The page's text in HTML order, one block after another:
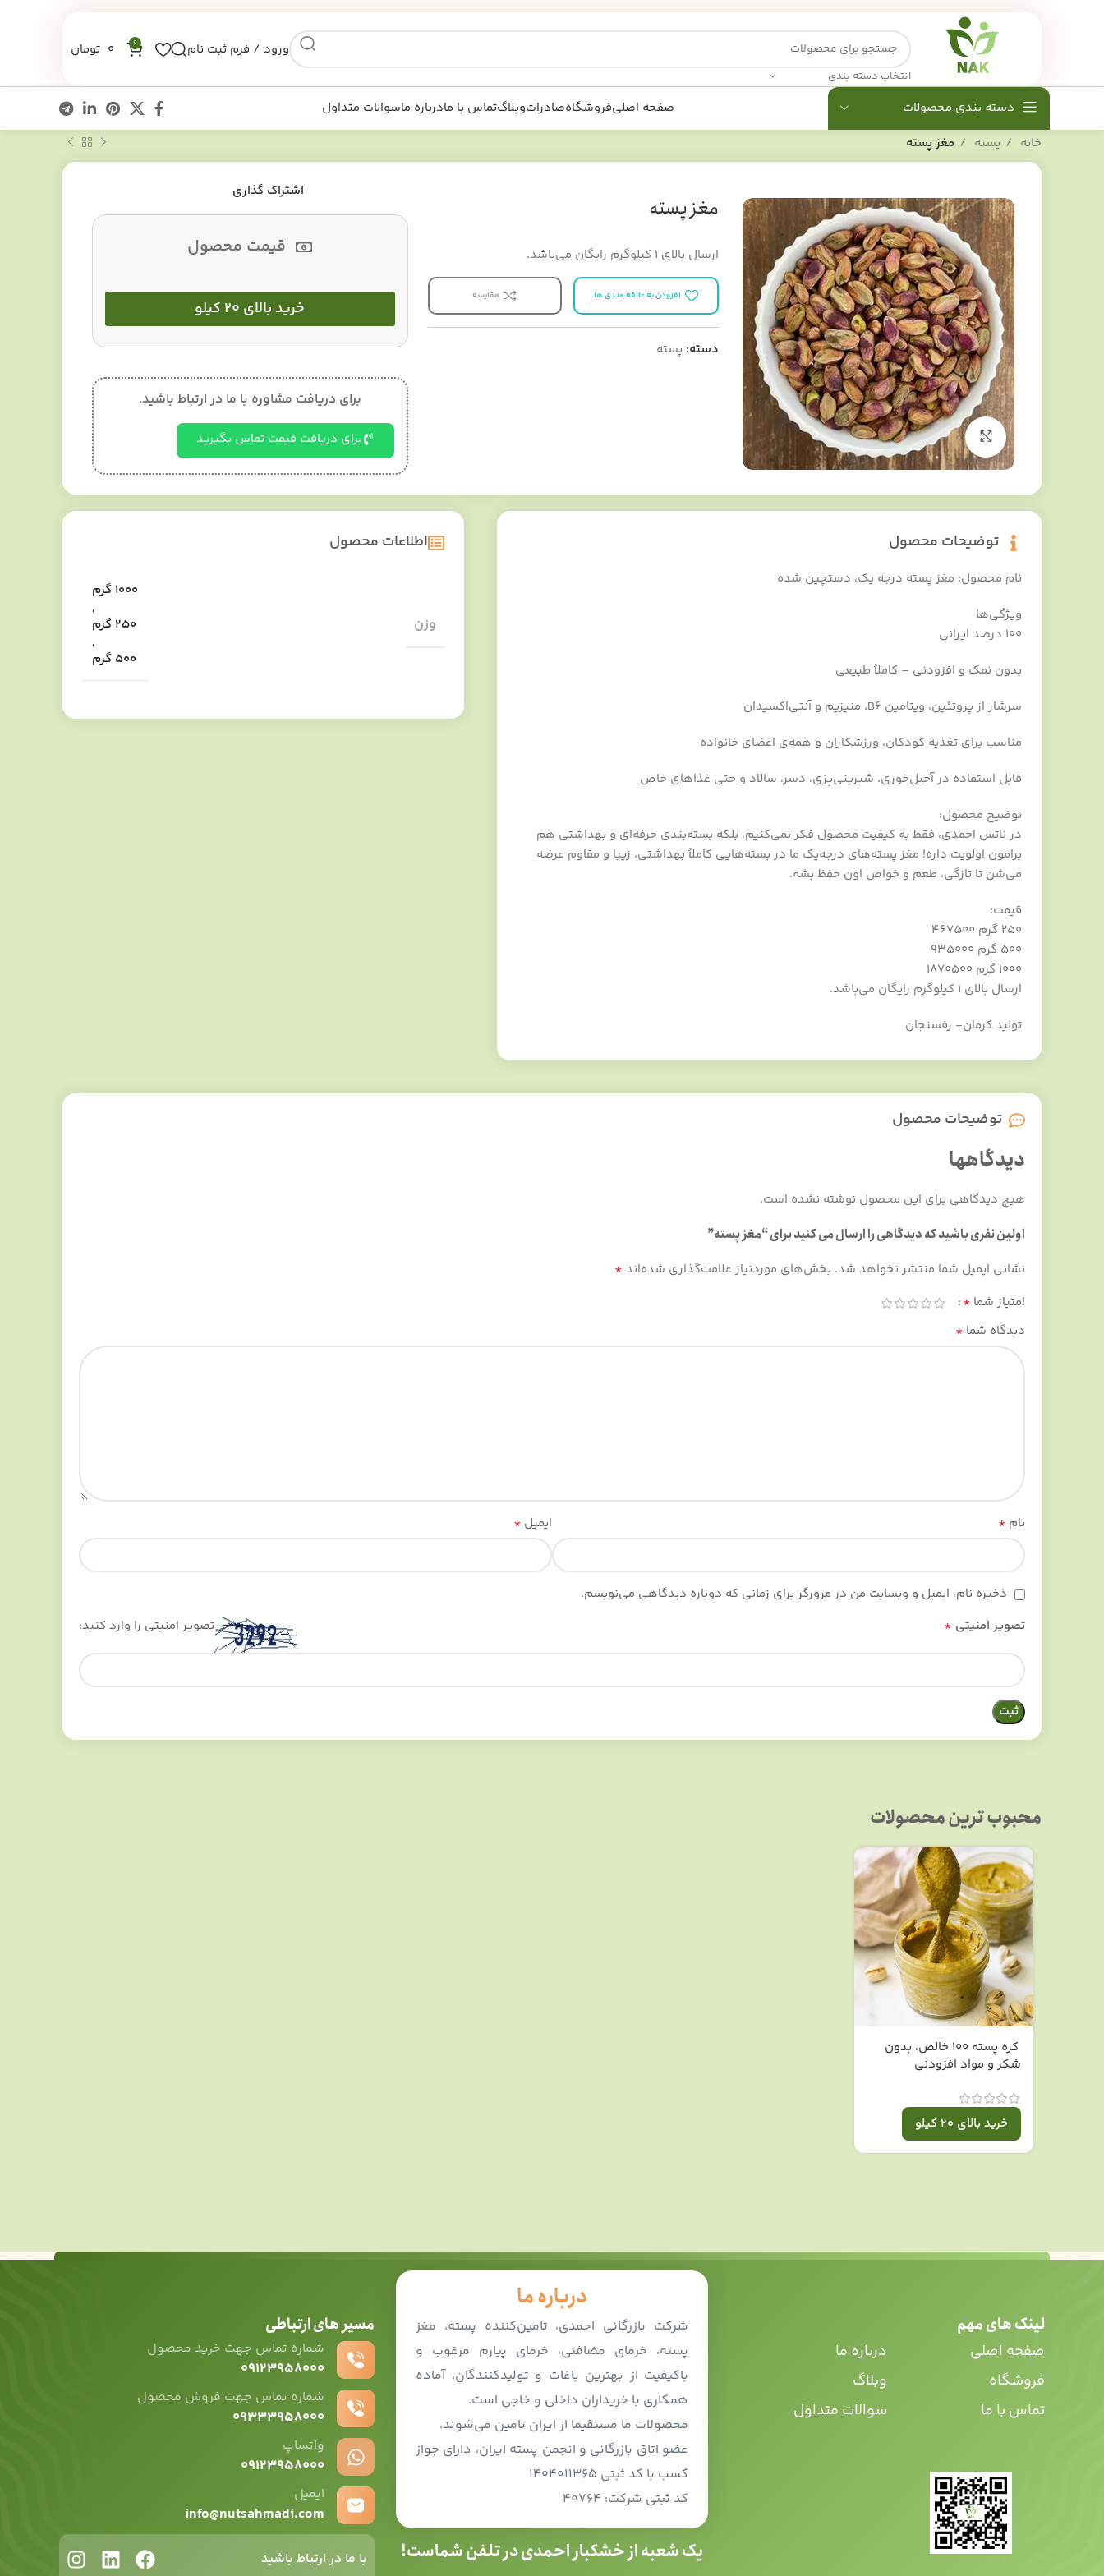
انتخاب دسته بندی
ورود / فرم ثبت نام 0
0 تومان
دسته بندی محصولات صفحه اصلیفروشگاهصادراتوبلاگتماس با مادرباره ماسوالات متداول
خانه
پسته مغز پسته
برای بزرگنمایی کلیک کنید
مغز پسته
ارسال بالای ۱ کیلوگرم رایگان می‌باشد.
افزودن به علاقه مندی ها مقایسه
دسته: پسته
اشتراک گذاری
قیمت محصول
خرید بالای 20 کیلو
برای دریافت مشاوره با ما در ارتباط باشید.
برای دریافت قیمت تماس بگیرید
توضیحات محصول
نام محصول: مغز پسته درجه یک، دستچین شده
ویژگی‌‌ها
۱۰۰ درصد ایرانی
بدون نمک و افزودنی – کاملاً طبیعی
سرشار از پروتئین، ویتامین B6، منیزیم و آنتی‌اکسیدان
مناسب برای تغذیه کودکان، ورزشکاران و همه‌ی اعضای خانواده
قابل استفاده در آجیل‌خوری، شیرینی‌پزی، دسر، سالاد و حتی غذاهای خاص
توضیح محصول:
در ناتس احمدی، فقط به کیفیت محصول فکر نمی‌کنیم، بلکه بسته‌بندی حرفه‌ای و بهداشتی هم
برامون اولویت داره! مغز پسته‌های درجه‌یک ما در بسته‌هایی کاملاً بهداشتی، زیبا و مقاوم عرضه
می‌شن تا تازگی، طعم و خواص اون حفظ بشه.
قیمت:
۲۵۰ گرم ۴۶۷۵۰۰
۵۰۰ گرم ۹۳۵۰۰۰
۱۰۰۰ گرم ۱۸۷۰۵۰۰
ارسال بالای ۱ کیلوگرم رایگان می‌باشد.
تولید کرمان- رفسنجان
اطلاعات محصول
وزن
1000 گرم
,
250 گرم
,
500 گرم
توضیحات محصول
دیدگاهها
هیچ دیدگاهی برای این محصول نوشته نشده است.
اولین نفری باشید که دیدگاهی را ارسال می کنید برای “مغز پسته”
نشانی ایمیل شما منتشر نخواهد شد. بخش‌های موردنیاز علامت‌گذاری شده‌اند *
امتیاز شما *
دیدگاه شما *
نام * ایمیل *
ذخیره نام، ایمیل و وبسایت من در مرورگر برای زمانی که دوباره دیدگاهی می‌نویسم.
تصویر امنیتی * تصویر امنیتی را وارد کنید:
محبوب ترین محصولات
کره پسته ۱۰۰ خالص، بدون
شکر و مواد افزودنی
خرید بالای 20 کیلو
لینک های مهم
صفحه اصلی
فروشگاه
تماس با ما
درباره ما
وبلاگ
سوالات متداول
درباره ما
شرکت بازرگانی احمدی، تامین‌کننده پسته، مغز
پسته، خرمای مضافتی، خرمای پیارم مرغوب و
باکیفیت از بهترین باغات و تولیدکنندگان، آماده
همکاری با خریداران داخلی و خاجی است.
محصولات ما مستقیما از ایران تامین می‌شوند.
عضو اتاق بازرگانی و انجمن پسته ایران، دارای جواز
کسب با کد ثبتی ۱۴۰۴۰۱۱۳۶۵
کد ثبتی شرکت: ۴۰۷۶۴
یک شعبه از خشکبار احمدی در تلفن شماست!
مسیر های ارتباطی
شماره تماس جهت خرید محصول
۰۹۱۲۳۹۵۸۰۰۰
شماره تماس جهت فروش محصول
۰۹۳۳۳۹۵۸۰۰۰
واتساپ
۰۹12۳۹۵۸۰۰۰
ایمیل
info@nutsahmadi.com
با ما در ارتباط باشید